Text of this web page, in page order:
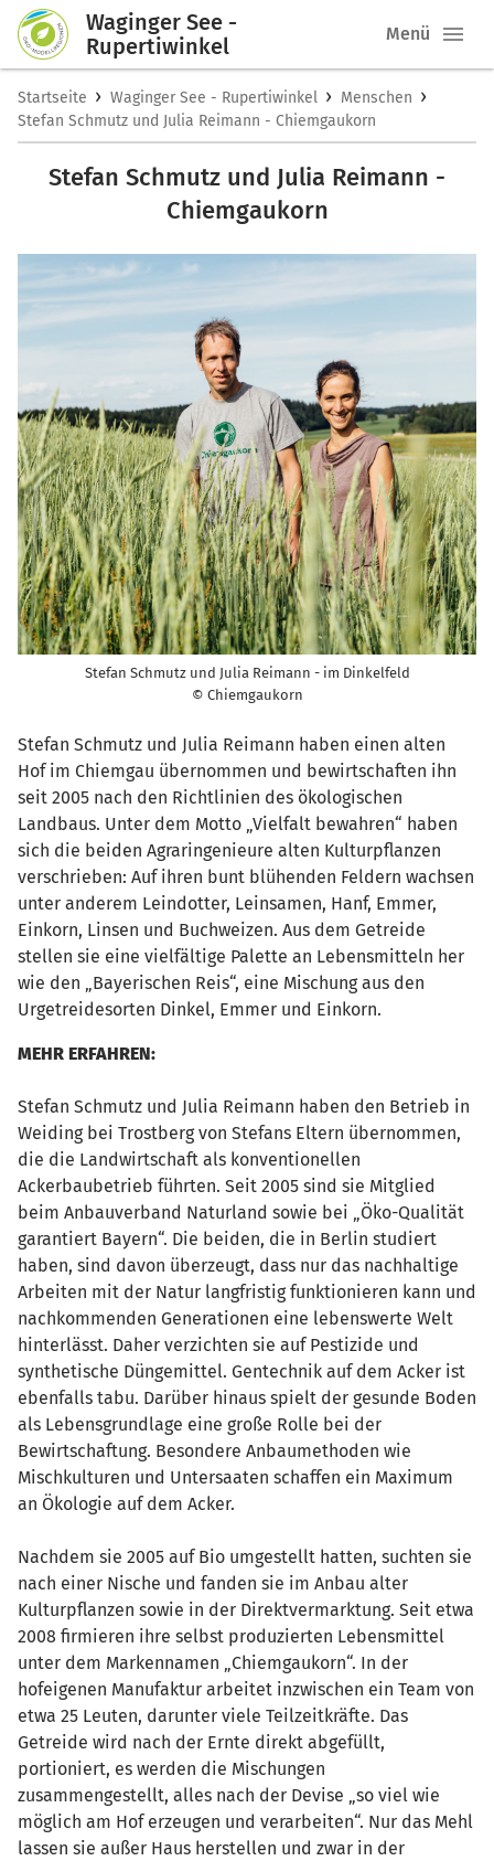
Waginger See -
Rupertiwinkel
Menü
Startseite › Waginger See - Rupertiwinkel › Menschen ›
Stefan Schmutz und Julia Reimann - Chiemgaukorn
Stefan Schmutz und Julia Reimann -
Chiemgaukorn
Stefan Schmutz und Julia Reimann - im Dinkelfeld
© Chiemgaukorn
Stefan Schmutz und Julia Reimann haben einen alten
Hof im Chiemgau übernommen und bewirtschaften ihn
seit 2005 nach den Richtlinien des ökologischen
Landbaus. Unter dem Motto „Vielfalt bewahren“ haben
sich die beiden Agraringenieure alten Kulturpflanzen
verschrieben: Auf ihren bunt blühenden Feldern wachsen
unter anderem Leindotter, Leinsamen, Hanf, Emmer,
Einkorn, Linsen und Buchweizen. Aus dem Getreide
stellen sie eine vielfältige Palette an Lebensmitteln her
wie den „Bayerischen Reis“, eine Mischung aus den
Urgetreidesorten Dinkel, Emmer und Einkorn.
MEHR ERFAHREN:
Stefan Schmutz und Julia Reimann haben den Betrieb in
Weiding bei Trostberg von Stefans Eltern übernommen,
die die Landwirtschaft als konventionellen
Ackerbaubetrieb führten. Seit 2005 sind sie Mitglied
beim Anbauverband Naturland sowie bei „Öko-Qualität
garantiert Bayern“. Die beiden, die in Berlin studiert
haben, sind davon überzeugt, dass nur das nachhaltige
Arbeiten mit der Natur langfristig funktionieren kann und
nachkommenden Generationen eine lebenswerte Welt
hinterlässt. Daher verzichten sie auf Pestizide und
synthetische Düngemittel. Gentechnik auf dem Acker ist
ebenfalls tabu. Darüber hinaus spielt der gesunde Boden
als Lebensgrundlage eine große Rolle bei der
Bewirtschaftung. Besondere Anbaumethoden wie
Mischkulturen und Untersaaten schaffen ein Maximum
an Ökologie auf dem Acker.
Nachdem sie 2005 auf Bio umgestellt hatten, suchten sie
nach einer Nische und fanden sie im Anbau alter
Kulturpflanzen sowie in der Direktvermarktung. Seit etwa
2008 firmieren ihre selbst produzierten Lebensmittel
unter dem Markennamen „Chiemgaukorn“. In der
hofeigenen Manufaktur arbeitet inzwischen ein Team von
etwa 25 Leuten, darunter viele Teilzeitkräfte. Das
Getreide wird nach der Ernte direkt abgefüllt,
portioniert, es werden die Mischungen
zusammengestellt, alles nach der Devise „so viel wie
möglich am Hof erzeugen und verarbeiten“. Nur das Mehl
lassen sie außer Haus herstellen und zwar in der